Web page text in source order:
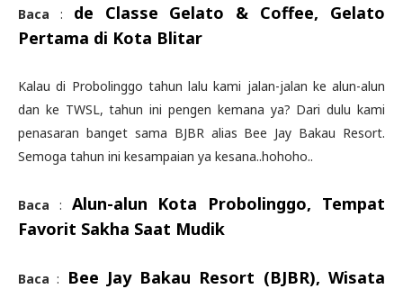
Baca : de Classe Gelato & Coffee, Gelato
Pertama di Kota Blitar
Kalau di Probolinggo tahun lalu kami jalan-jalan ke alun-alun
dan ke TWSL, tahun ini pengen kemana ya? Dari dulu kami
penasaran banget sama BJBR alias Bee Jay Bakau Resort.
Semoga tahun ini kesampaian ya kesana..hohoho..
Baca : Alun-alun Kota Probolinggo, Tempat
Favorit Sakha Saat Mudik
Baca :
Bee Jay Bakau Resort (BJBR), Wisata